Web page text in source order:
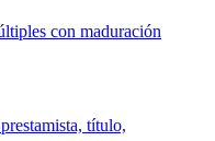
con maduración
título,